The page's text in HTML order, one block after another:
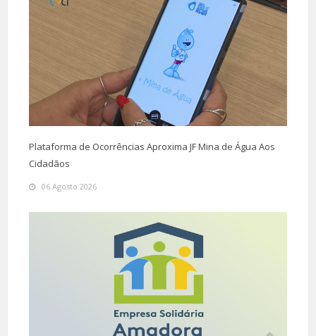
Plataforma de Ocorrências Aproxima JF Mina de Água Aos
Cidadãos
06 Agosto 2026